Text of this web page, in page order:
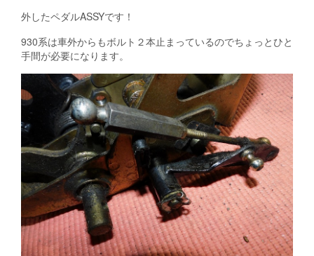
外したペダルASSYです！
930系は車外からもボルト２本止まっているのでちょっとひと
手間が必要になります。